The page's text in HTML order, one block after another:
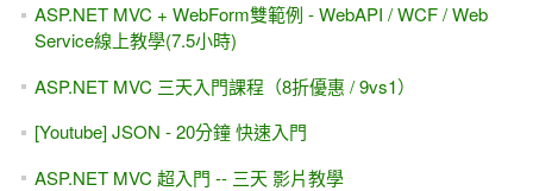
ASP.NET MVC + WebForm雙範例 - WebAPI / WCF / Web
Service線上教學(7.5小時)
ASP.NET MVC 三天入門課程（8折優惠 / 9vs1）
[Youtube] JSON - 20分鐘 快速入門
ASP.NET MVC 超入門 -- 三天 影片教學